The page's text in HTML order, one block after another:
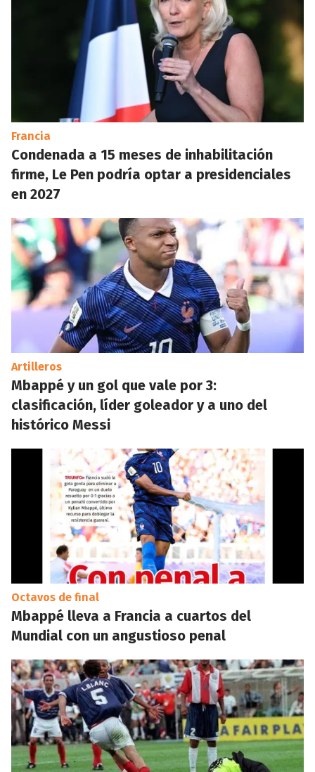
Francia
Condenada a 15 meses de inhabilitación
firme, Le Pen podría optar a presidenciales
en 2027
Artilleros
Mbappé y un gol que vale por 3:
clasificación, líder goleador y a uno del
histórico Messi
Octavos de final
Mbappé lleva a Francia a cuartos del
Mundial con un angustioso penal